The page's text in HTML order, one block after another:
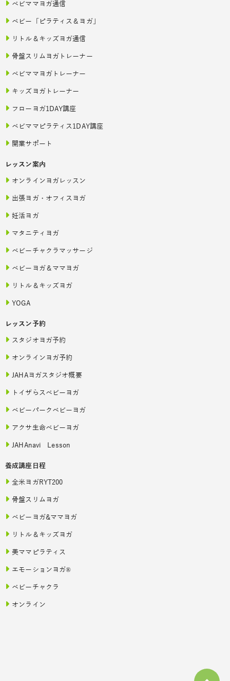
ベビママヨガ通信
ベビー「ピラティス＆ヨガ」
リトル＆キッズヨガ通信
骨盤スリムヨガトレーナー
ベビママヨガトレーナー
キッズヨガトレーナー
フローヨガ1DAY講座
ベビママピラティス1DAY講座
開業サポート
レッスン案内
オンラインヨガレッスン
出張ヨガ・オフィスヨガ
妊活ヨガ
マタニティヨガ
ベビーチャクラマッサージ
ベビーヨガ＆ママヨガ
リトル＆キッズヨガ
YOGA
レッスン予約
スタジオヨガ予約
オンラインヨガ予約
JAHAヨガスタジオ概要
トイザらスベビーヨガ
ベビーパークベビーヨガ
アクサ生命ベビーヨガ
JAHAnavi Lesson
養成講座日程
全米ヨガRYT200
骨盤スリムヨガ
ベビーヨガ&ママヨガ
リトル＆キッズヨガ
美ママピラティス
エモーションヨガ®
ベビーチャクラ
オンライン